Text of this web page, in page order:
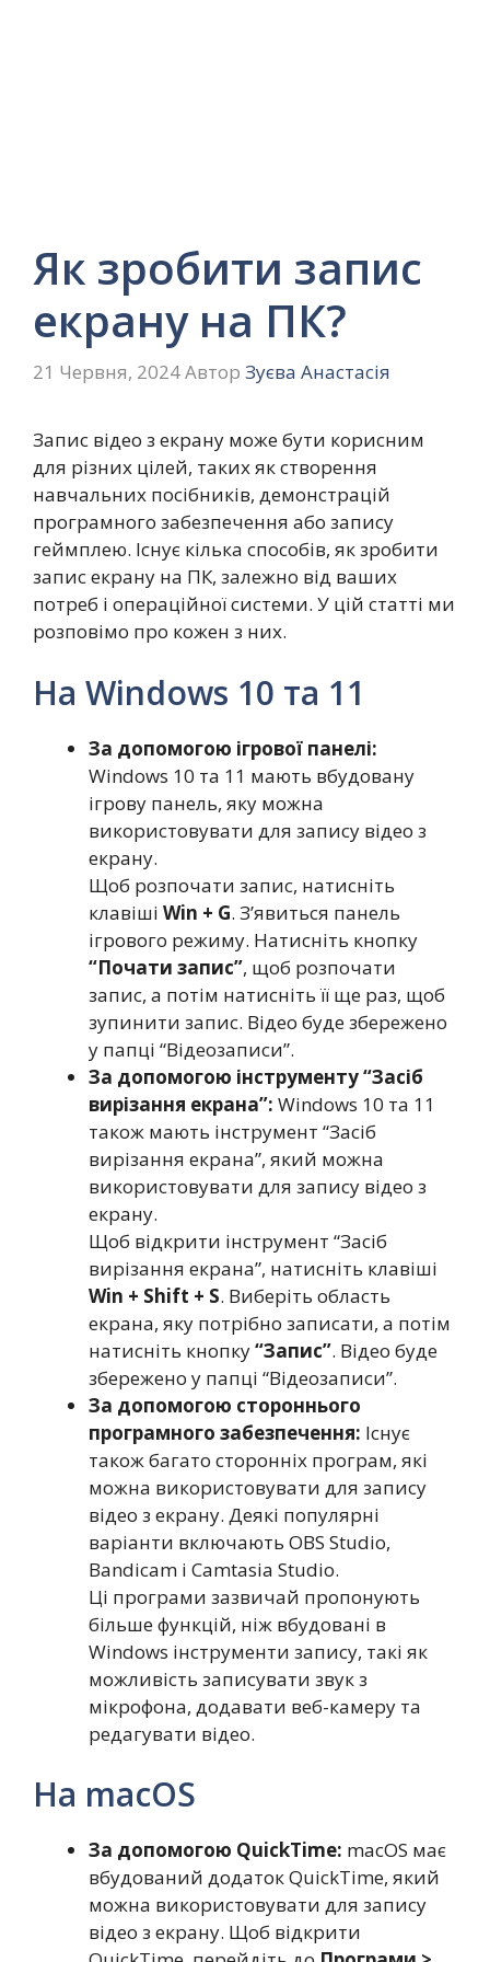
Як зробити запис
екрану на ПК?
21 Червня, 2024Автор Зуєва Анастасія
Запис відео з екрану може бути корисним
для різних цілей, таких як створення
навчальних посібників, демонстрацій
програмного забезпечення або запису
геймплею. Існує кілька способів, як зробити
запис екрану на ПК, залежно від ваших
потреб і операційної системи. У цій статті ми
розповімо про кожен з них.
На Windows 10 та 11
За допомогою ігрової панелі:
Windows 10 та 11 мають вбудовану
ігрову панель, яку можна
використовувати для запису відео з
екрану.
Щоб розпочати запис, натисніть
клавіші Win + G. З’явиться панель
ігрового режиму. Натисніть кнопку
“Почати запис”, щоб розпочати
запис, а потім натисніть її ще раз, щоб
зупинити запис. Відео буде збережено
у папці “Відеозаписи”.
За допомогою інструменту “Засіб
вирізання екрана”: Windows 10 та 11
також мають інструмент “Засіб
вирізання екрана”, який можна
використовувати для запису відео з
екрану.
Щоб відкрити інструмент “Засіб
вирізання екрана”, натисніть клавіші
Win + Shift + S. Виберіть область
екрана, яку потрібно записати, а потім
натисніть кнопку“Запис”. Відео буде
збережено у папці “Відеозаписи”.
За допомогою стороннього
програмного забезпечення: Існує
також багато сторонніх програм, які
можна використовувати для запису
відео з екрану. Деякі популярні
варіанти включають OBS Studio,
Bandicam і Camtasia Studio.
Ці програми зазвичай пропонують
більше функцій, ніж вбудовані в
Windows інструменти запису, такі як
можливість записувати звук з
мікрофона, додавати веб-камеру та
редагувати відео.
На macOS
За допомогою QuickTime: macOS має
вбудований додаток QuickTime, який
можна використовувати для запису
відео з екрану. Щоб відкрити